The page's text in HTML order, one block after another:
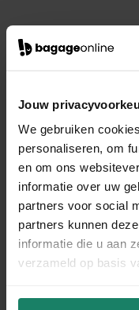
Jouw
We gebruiken
personaliseren, om
en om ons
informatie over uw
partners voor social
partners kunnen
informatie die u aan
verzameld op basis